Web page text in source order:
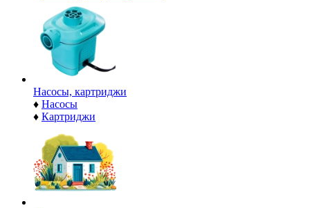
Насосы, картриджи
♦ Насосы
♦ Картриджи